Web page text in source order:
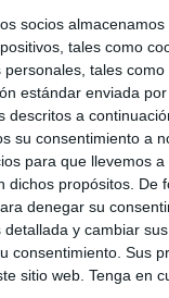
socios
tales como
personales, tales
estándar enviada por
descritos a
su consentimiento a
para que llevemos a
dichos propósitos. De
denegar su
y cambiar
consentimiento. Sus
sitio web. Tenga en